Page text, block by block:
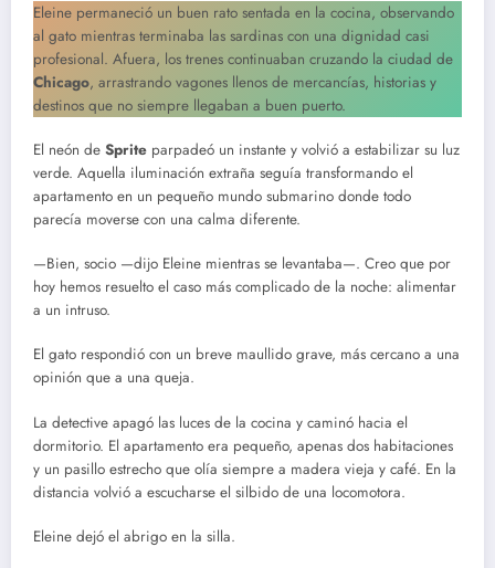
Eleine permaneció un buen rato sentada en la cocina, observando
al gato mientras terminaba las sardinas con una dignidad casi
profesional. Afuera, los trenes continuaban cruzando la ciudad de
Chicago, arrastrando vagones llenos de mercancías, historias y
destinos que no siempre llegaban a buen puerto.
El neón de Sprite parpadeó un instante y volvió a estabilizar su luz
verde. Aquella iluminación extraña seguía transformando el
apartamento en un pequeño mundo submarino donde todo
parecía moverse con una calma diferente.
—Bien, socio —dijo Eleine mientras se levantaba—. Creo que por
hoy hemos resuelto el caso más complicado de la noche: alimentar
a un intruso.
El gato respondió con un breve maullido grave, más cercano a una
opinión que a una queja.
La detective apagó las luces de la cocina y caminó hacia el
dormitorio. El apartamento era pequeño, apenas dos habitaciones
y un pasillo estrecho que olía siempre a madera vieja y café. En la
distancia volvió a escucharse el silbido de una locomotora.
Eleine dejó el abrigo en la silla.